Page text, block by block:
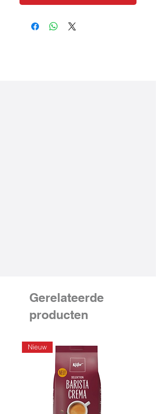
Gerelateerde
producten
Nieuw